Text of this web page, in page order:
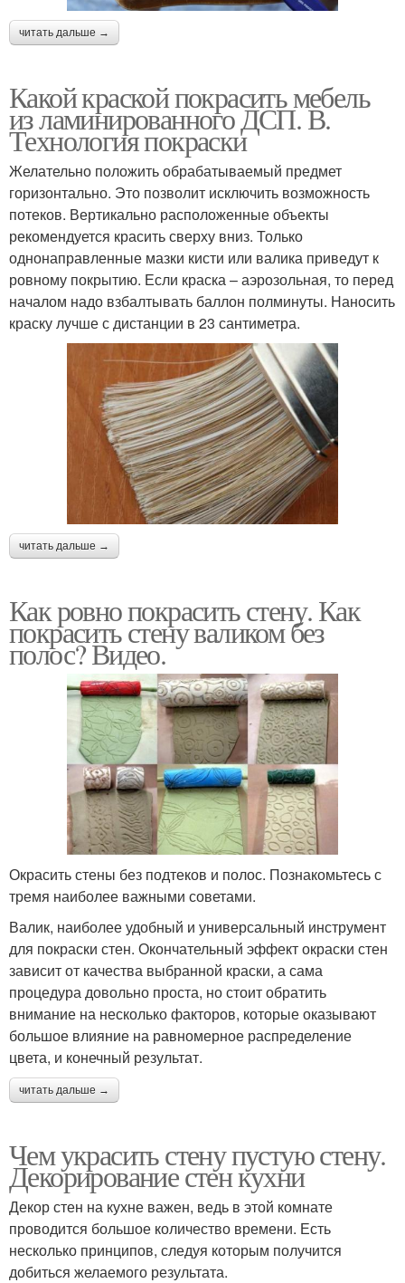
читать дальше →
Какой краской покрасить мебель
из ламинированного ДСП. В.
Технология покраски
Желательно положить обрабатываемый предмет
горизонтально. Это позволит исключить возможность
потеков. Вертикально расположенные объекты
рекомендуется красить сверху вниз. Только
однонаправленные мазки кисти или валика приведут к
ровному покрытию. Если краска – аэрозольная, то перед
началом надо взбалтывать баллон полминуты. Наносить
краску лучше с дистанции в 23 сантиметра.
читать дальше →
Как ровно покрасить стену. Как
покрасить стену валиком без
полос? Видео.
Окрасить стены без подтеков и полос. Познакомьтесь с
тремя наиболее важными советами.
Валик, наиболее удобный и универсальный инструмент
для покраски стен. Окончательный эффект окраски стен
зависит от качества выбранной краски, а сама
процедура довольно проста, но стоит обратить
внимание на несколько факторов, которые оказывают
большое влияние на равномерное распределение
цвета, и конечный результат.
читать дальше →
Чем украсить стену пустую стену.
Декорирование стен кухни
Декор стен на кухне важен, ведь в этой комнате
проводится большое количество времени. Есть
несколько принципов, следуя которым получится
добиться желаемого результата.